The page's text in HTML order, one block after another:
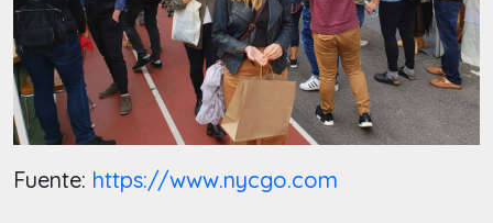
Fuente: https://www.nycgo.com